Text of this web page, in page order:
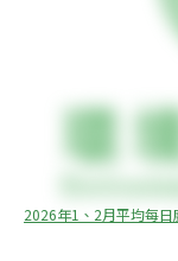
2026年1、2月平均每日